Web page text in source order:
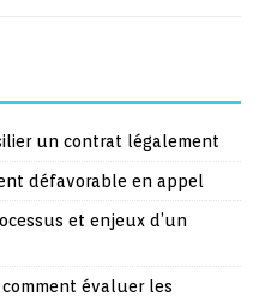
un contrat légalement
défavorable en appel
et enjeux d’un
évaluer les